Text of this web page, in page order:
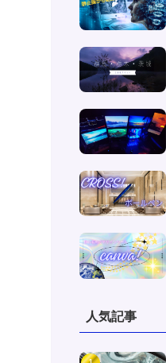
(2)
人気記事